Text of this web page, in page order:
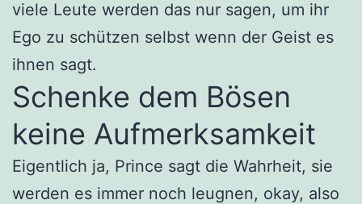
viele Leute werden das nur sagen, um ihr
Ego zu schützen selbst wenn der Geist es
ihnen sagt.
Schenke dem Bösen
keine Aufmerksamkeit
Eigentlich ja, Prince sagt die Wahrheit, sie
werden es immer noch leugnen, okay, also